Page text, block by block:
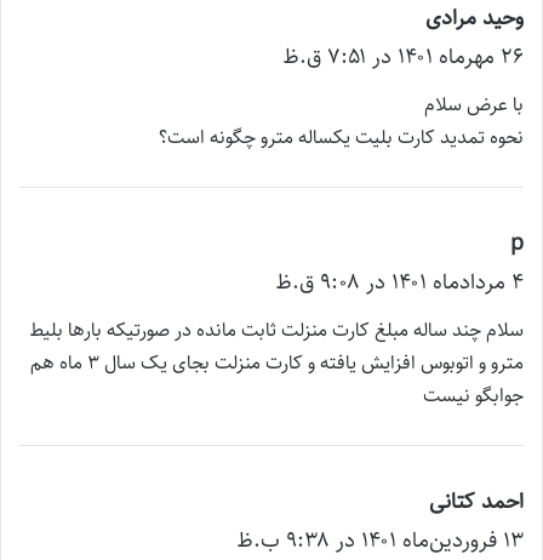
وحید مرادی
ف
:
۲۶ مهر‌ماه ۱۴۰۱ در ۷:۵۱ ق.ظ
با عرض سلام
نحوه تمدید کارت بلیت یکساله مترو چگونه است؟
p
ف
ت
:
۴ مرداد‌ماه ۱۴۰۱ در ۹:۰۸ ق.ظ
سلام چند ساله مبلغ کارت منزلت ثابت مانده در صورتیکه بارها بلیط
مترو و اتوبوس افزایش یافته و کارت منزلت بجای یک سال 3 ماه هم
جوابگو نیست
احمد کتانی
ف
۱۳ فروردین‌ماه ۱۴۰۱ در ۹:۳۸ ب.ظ